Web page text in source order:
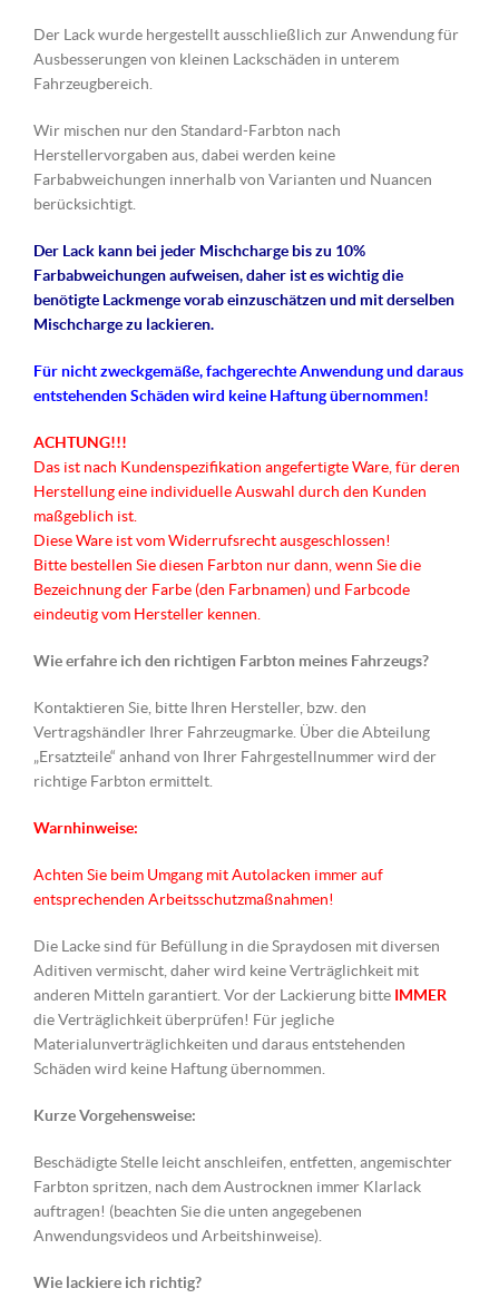
Der Lack wurde hergestellt ausschließlich zur Anwendung für
Ausbesserungen von kleinen Lackschäden in unterem
Fahrzeugbereich.
Wir mischen nur den Standard-Farbton nach
Herstellervorgaben aus, dabei werden keine
Farbabweichungen innerhalb von Varianten und Nuancen
berücksichtigt.
Der Lack kann bei jeder Mischcharge bis zu 10%
Farbabweichungen aufweisen, daher ist es wichtig die
benötigte Lackmenge vorab einzuschätzen und mit derselben
Mischcharge zu lackieren.
Für nichtzweckgemäße, fachgerechte Anwendung und daraus
entstehenden Schäden wird keine Haftung übernommen!
ACHTUNG!!!
Das ist nach Kundenspezifikation angefertigte Ware, für deren
Herstellung eine individuelle Auswahl durch den Kunden
maßgeblich ist.
Diese Ware ist vom Widerrufsrecht ausgeschlossen!
Bitte bestellen Sie diesen Farbton nur dann, wenn Sie die
Bezeichnung der Farbe (den Farbnamen) und Farbcode
eindeutig vom Hersteller kennen.
Wie erfahre ich den richtigen Farbton meines Fahrzeugs?
Kontaktieren Sie, bitte Ihren Hersteller, bzw. den
Vertragshändler Ihrer Fahrzeugmarke. Über die Abteilung
„Ersatzteile“ anhand von Ihrer Fahrgestellnummer wird der
richtige Farbton ermittelt.
Warnhinweise:
Achten Sie beim Umgang mit Autolacken immer auf
entsprechenden Arbeitsschutzmaßnahmen!
Die Lacke sind für Befüllung in die Spraydosen mit diversen
Aditiven vermischt, daher wird keine Verträglichkeit mit
anderen Mitteln garantiert. Vor der Lackierung bitte IMMER
die Verträglichkeit überprüfen! Für jegliche
Materialunverträglichkeiten und daraus entstehenden
Schäden wird keine Haftung übernommen.
Kurze Vorgehensweise:
Beschädigte Stelle leicht anschleifen, entfetten, angemischter
Farbton spritzen, nach dem Austrocknen immer Klarlack
auftragen! (beachten Sie die unten angegebenen
Anwendungsvideos und Arbeitshinweise).
Wie lackiere ich richtig?